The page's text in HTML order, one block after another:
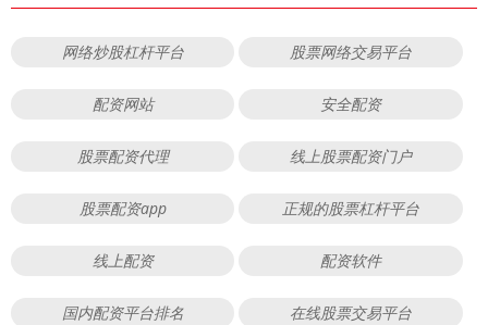
网络炒股杠杆平台 股票网络交易平台
配资网站 安全配资
股票配资代理 线上股票配资门户
股票配资app 正规的股票杠杆平台
线上配资 配资软件
国内配资平台排名 在线股票交易平台